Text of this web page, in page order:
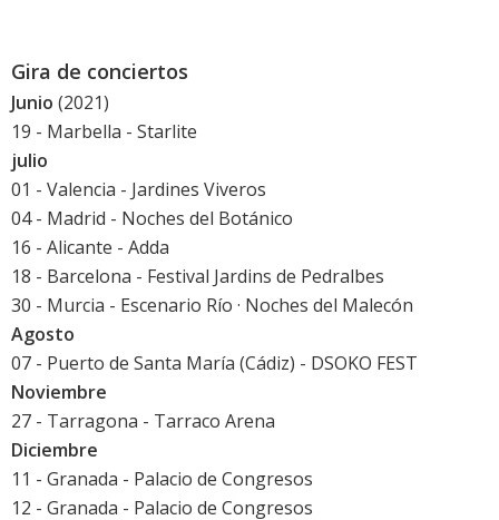
Gira de conciertos
Junio (2021)
19 - Marbella - Starlite
julio
01 - Valencia - Jardines Viveros
04 - Madrid - Noches del Botánico
16 - Alicante - Adda
18 - Barcelona - Festival Jardins de Pedralbes
30 - Murcia - Escenario Río · Noches del Malecón
Agosto
07 - Puerto de Santa María (Cádiz) - DSOKO FEST
Noviembre
27 - Tarragona - Tarraco Arena
Diciembre
11 - Granada - Palacio de Congresos
12 - Granada - Palacio de Congresos